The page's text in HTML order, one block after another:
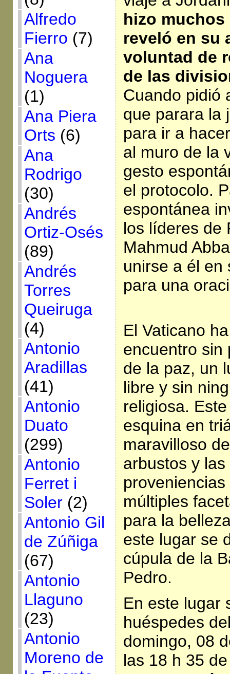
Alfredo
Fierro (7)
Ana
Noguera
(1)
Ana Piera
Orts (6)
Ana
Rodrigo
(30)
Andrés
Ortiz-Osés
(89)
Andrés
Torres
Queiruga
(4)
Antonio
Aradillas
(41)
Antonio
Duato
(299)
Antonio
Ferret i
Soler(2)
Antonio Gil
de Zúñiga
(67)
Antonio
Llaguno
(23)
Antonio
Moreno de
hizo
reveló en su
voluntad de
de las
Cuando pidió
que parara la
para ir a
al muro de la
gesto
el protocolo.
espontánea
los líderes de
Mahmud
unirse a él en
para una
El Vaticano
encuentro sin
de la paz, un
libre y sin
religiosa.
esquina en
maravilloso
arbustos y
múltiples
para la
este lugar se
cúpula de la
Pedro.
En este lugar
huéspedes
domingo, 08
las 18 h 35